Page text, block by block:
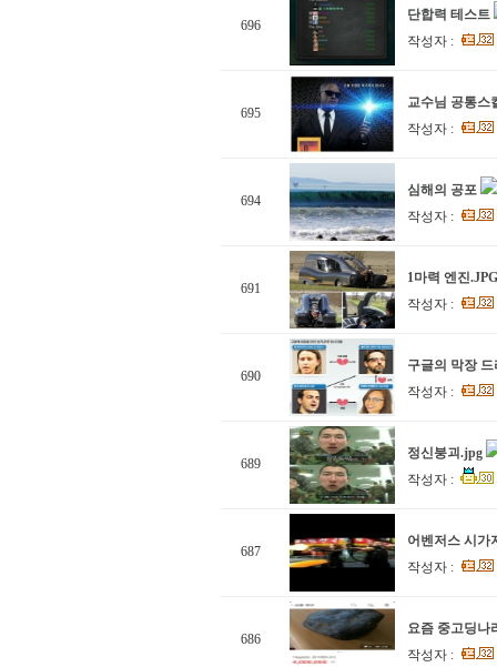
696
단합력 테스트
작성자 :
695
교수님 공통스
작성자 :
694
심해의 공포
작성자 :
691
1마력 엔진.JPG
작성자 :
690
구글의 막장 드
작성자 :
689
정신붕괴.jpg
작성자 :
687
어벤저스 시가
작성자 :
686
요즘 중고딩나
작성자 :